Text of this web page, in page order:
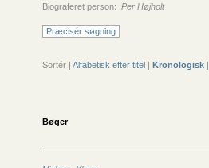
Biograferet person: Per Højholt
Præcisér søgning
Sortér | Alfabetisk efter titel | Kronologisk |
Bøger